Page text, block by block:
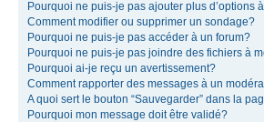
Pourquoi ne puis-je pas ajouter plus d’options
Comment modifier ou supprimer un sondage?
Pourquoi ne puis-je pas accéder à un forum?
Pourquoi ne puis-je pas joindre des fichiers à
Pourquoi ai-je reçu un avertissement?
Comment rapporter des messages à un
A quoi sert le bouton “Sauvegarder” dans la
Pourquoi mon message doit être validé?